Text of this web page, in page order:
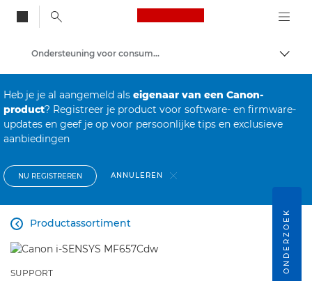
Canon Logo, back
Ondersteuning voor consumenten-producten
Heb je je al aangemeld als eigenaar van een Canon-
product? Registreer je product voor software- en firmware-
updates en geef je op voor persoonlijke tips en exclusieve
aanbiedingen
NU REGISTREREN ANNULEREN
Productassortiment

SUPPORT ONDERZOEK